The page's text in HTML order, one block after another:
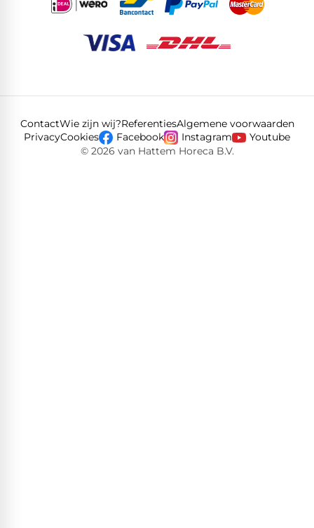
ContactWie zijn wij?ReferentiesAlgemene voorwaarden
PrivacyCookies Facebook Instagram
Youtube
© 2026 van Hattem Horeca B.V.